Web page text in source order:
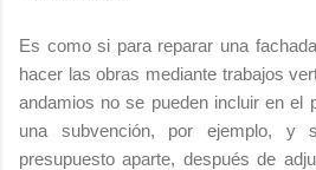
Es como si para reparar una
hacer las obras mediante trabajos
andamios no se pueden incluir en el
una subvención, por ejemplo, y
presupuesto aparte, después de